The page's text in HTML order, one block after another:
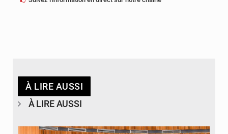
À LIRE AUSSI
À LIRE AUSSI